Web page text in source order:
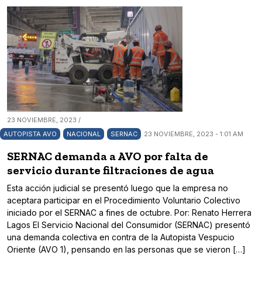
23 NOVIEMBRE, 2023 /
AUTOPISTA AVO
NACIONAL SERNAC 23 NOVIEMBRE, 2023 - 1:01 AM
SERNAC demanda a AVO por falta de
servicio durante filtraciones de agua
Esta acción judicial se presentó luego que la empresa no
aceptara participar en el Procedimiento Voluntario Colectivo
iniciado por el SERNAC a fines de octubre. Por: Renato Herrera
Lagos El Servicio Nacional del Consumidor (SERNAC) presentó
una demanda colectiva en contra de la Autopista Vespucio
Oriente (AVO 1), pensando en las personas que se vieron […]